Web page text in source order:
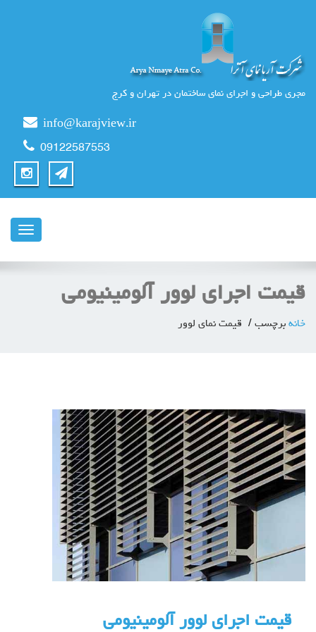
مجری طراحی و اجرای نمای ساختمان در تهران و کرج
info@karajview.ir
09122587553
ناوبری
قیمت اجرای لوور آلومینیومی
خانه برچسب قیمت نمای لوور
قیمت اجرای لوور آلومینیومی